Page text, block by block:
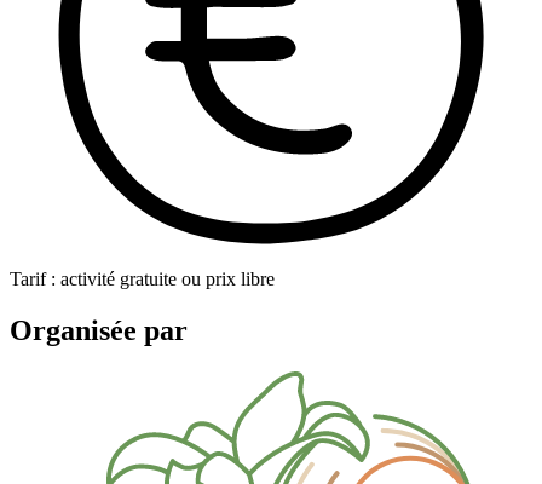
Tarif : activité gratuite ou prix libre
Organisée par